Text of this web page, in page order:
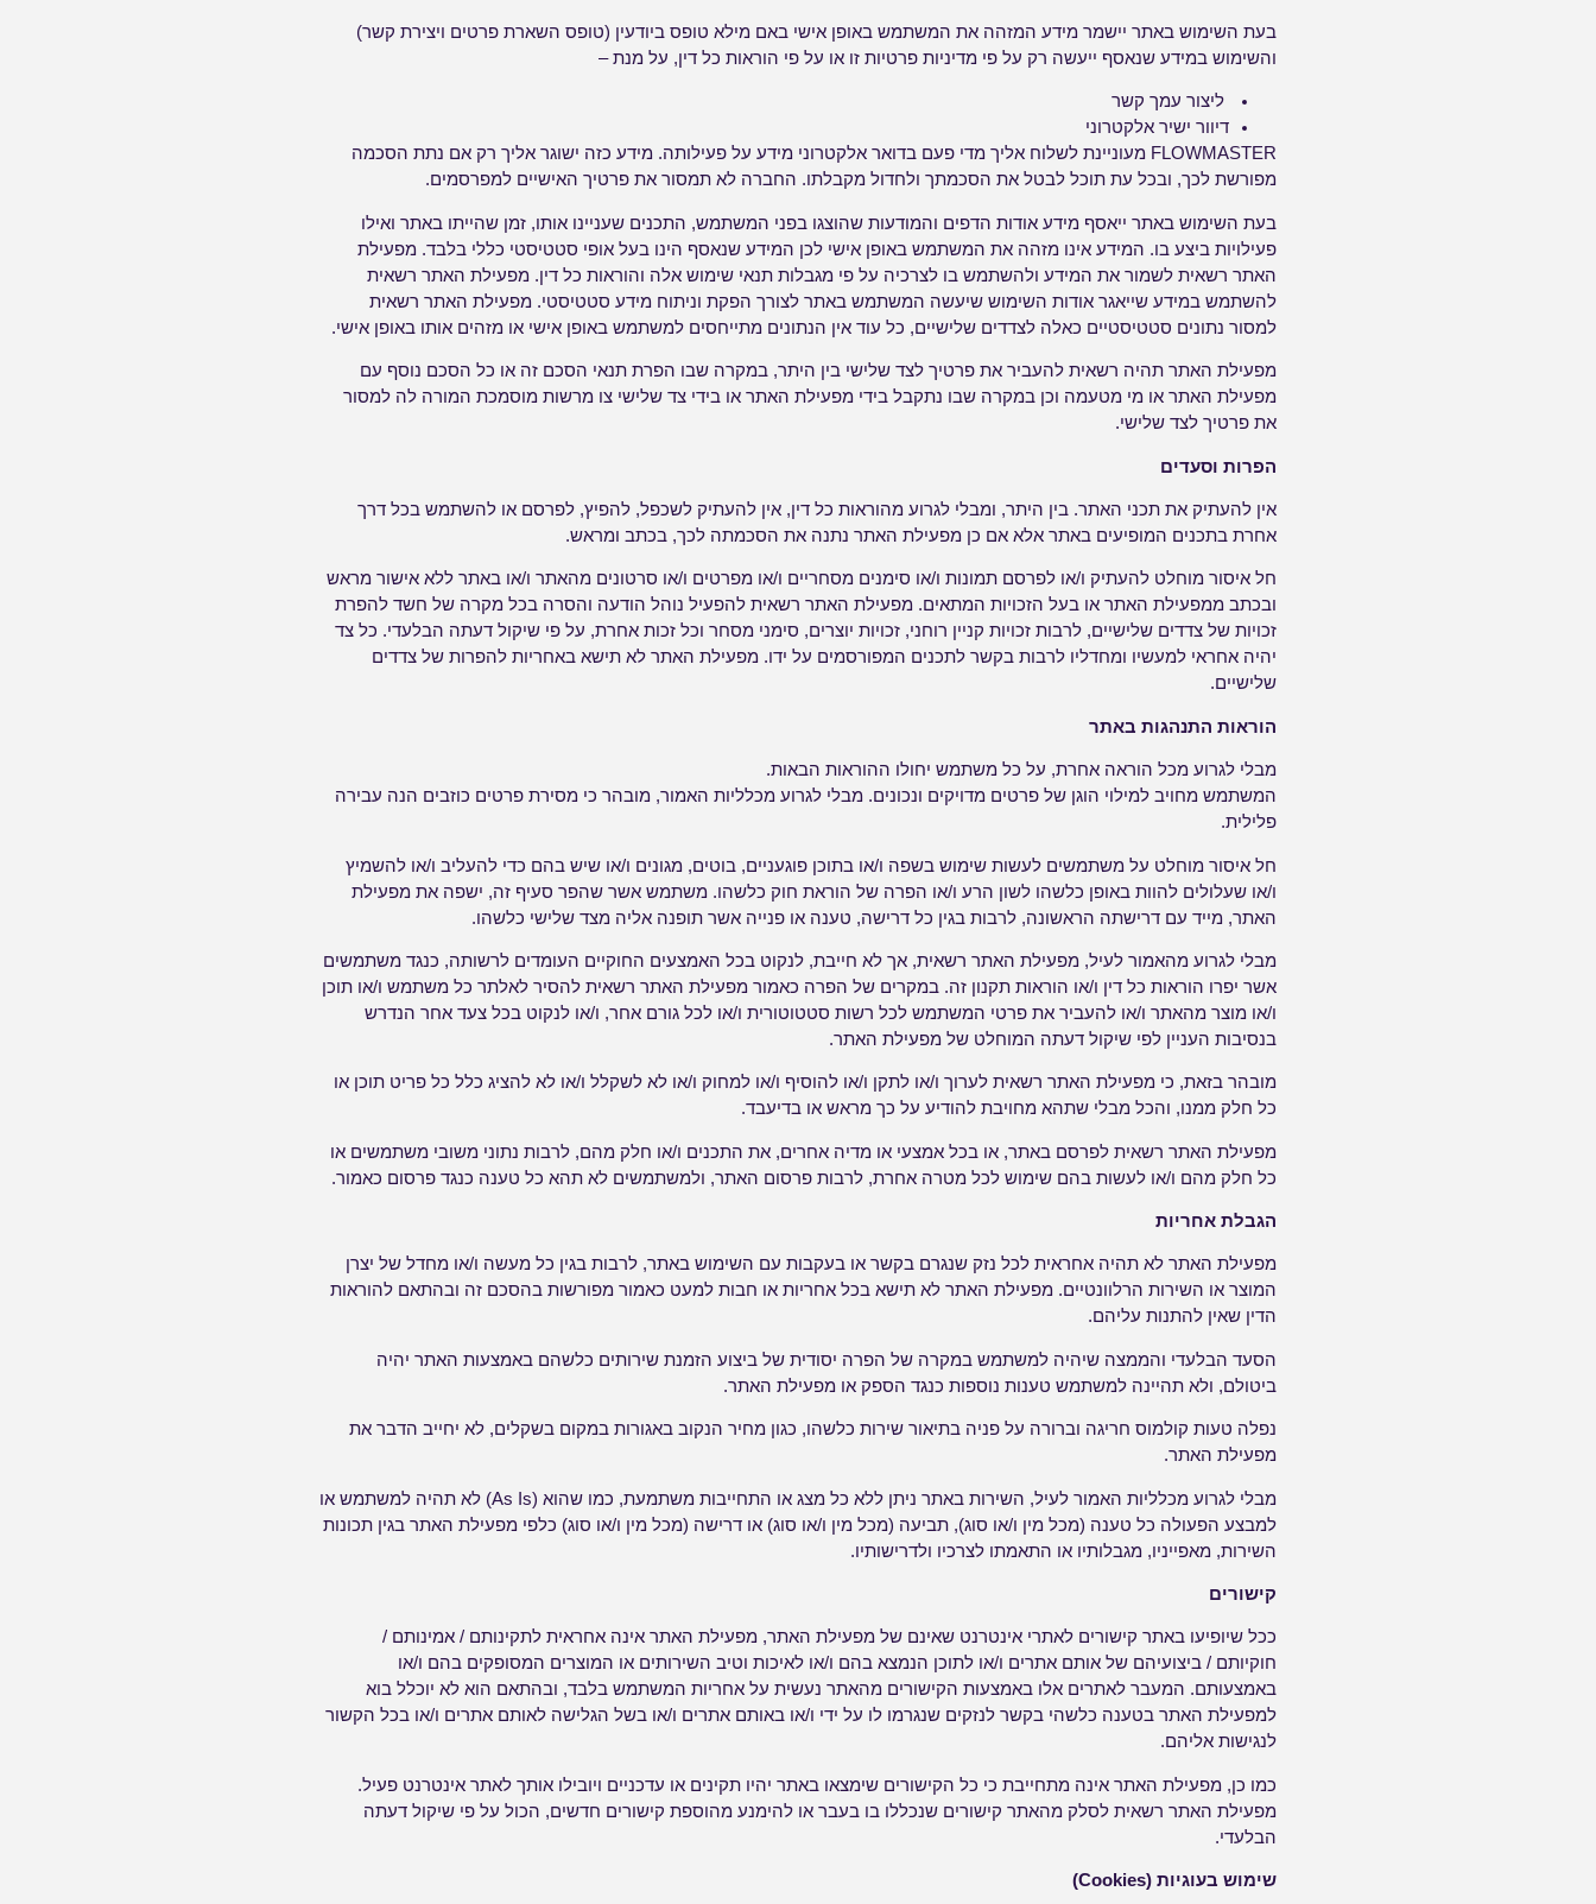
בעת השימוש באתר יישמר מידע המזהה את המשתמש באופן אישי באם מילא טופס ביודעין (טופס השארת פרטים ויצירת קשר)
והשימוש במידע שנאסף ייעשה רק על פי מדיניות פרטיות זו או על פי הוראות כל דין, על מנת –
ליצור עמך קשר
דיוור ישיר אלקטרוני
FLOWMASTER מעוניינת לשלוח אליך מדי פעם בדואר אלקטרוני מידע על פעילותה. מידע כזה ישוגר אליך רק אם נתת הסכמה
מפורשת לכך, ובכל עת תוכל לבטל את הסכמתך ולחדול מקבלתו. החברה לא תמסור את פרטיך האישיים למפרסמים.
בעת השימוש באתר ייאסף מידע אודות הדפים והמודעות שהוצגו בפני המשתמש, התכנים שעניינו אותו, זמן שהייתו באתר ואילו
פעילויות ביצע בו. המידע אינו מזהה את המשתמש באופן אישי לכן המידע שנאסף הינו בעל אופי סטטיסטי כללי בלבד. מפעילת
האתר רשאית לשמור את המידע ולהשתמש בו לצרכיה על פי מגבלות תנאי שימוש אלה והוראות כל דין. מפעילת האתר רשאית
להשתמש במידע שייאגר אודות השימוש שיעשה המשתמש באתר לצורך הפקת וניתוח מידע סטטיסטי. מפעילת האתר רשאית
למסור נתונים סטטיסטיים כאלה לצדדים שלישיים, כל עוד אין הנתונים מתייחסים למשתמש באופן אישי או מזהים אותו באופן אישי.
מפעילת האתר תהיה רשאית להעביר את פרטיך לצד שלישי בין היתר, במקרה שבו הפרת תנאי הסכם זה או כל הסכם נוסף עם
מפעילת האתר או מי מטעמה וכן במקרה שבו נתקבל בידי מפעילת האתר או בידי צד שלישי צו מרשות מוסמכת המורה לה למסור
את פרטיך לצד שלישי.
הפרות וסעדים
אין להעתיק את תכני האתר. בין היתר, ומבלי לגרוע מהוראות כל דין, אין להעתיק לשכפל, להפיץ, לפרסם או להשתמש בכל דרך
אחרת בתכנים המופיעים באתר אלא אם כן מפעילת האתר נתנה את הסכמתה לכך, בכתב ומראש.
חל איסור מוחלט להעתיק ו/או לפרסם תמונות ו/או סימנים מסחריים ו/או מפרטים ו/או סרטונים מהאתר ו/או באתר ללא אישור מראש
ובכתב ממפעילת האתר או בעל הזכויות המתאים. מפעילת האתר רשאית להפעיל נוהל הודעה והסרה בכל מקרה של חשד להפרת
זכויות של צדדים שלישיים, לרבות זכויות קניין רוחני, זכויות יוצרים, סימני מסחר וכל זכות אחרת, על פי שיקול דעתה הבלעדי. כל צד
יהיה אחראי למעשיו ומחדליו לרבות בקשר לתכנים המפורסמים על ידו. מפעילת האתר לא תישא באחריות להפרות של צדדים
שלישיים.
הוראות התנהגות באתר
מבלי לגרוע מכל הוראה אחרת, על כל משתמש יחולו ההוראות הבאות.
המשתמש מחויב למילוי הוגן של פרטים מדויקים ונכונים. מבלי לגרוע מכלליות האמור, מובהר כי מסירת פרטים כוזבים הנה עבירה
פלילית.
חל איסור מוחלט על משתמשים לעשות שימוש בשפה ו/או בתוכן פוגעניים, בוטים, מגונים ו/או שיש בהם כדי להעליב ו/או להשמיץ
ו/או שעלולים להוות באופן כלשהו לשון הרע ו/או הפרה של הוראת חוק כלשהו. משתמש אשר שהפר סעיף זה, ישפה את מפעילת
האתר, מייד עם דרישתה הראשונה, לרבות בגין כל דרישה, טענה או פנייה אשר תופנה אליה מצד שלישי כלשהו.
מבלי לגרוע מהאמור לעיל, מפעילת האתר רשאית, אך לא חייבת, לנקוט בכל האמצעים החוקיים העומדים לרשותה, כנגד משתמשים
אשר יפרו הוראות כל דין ו/או הוראות תקנון זה. במקרים של הפרה כאמור מפעילת האתר רשאית להסיר לאלתר כל משתמש ו/או תוכן
ו/או מוצר מהאתר ו/או להעביר את פרטי המשתמש לכל רשות סטטוטורית ו/או לכל גורם אחר, ו/או לנקוט בכל צעד אחר הנדרש
בנסיבות העניין לפי שיקול דעתה המוחלט של מפעילת האתר.
מובהר בזאת, כי מפעילת האתר רשאית לערוך ו/או לתקן ו/או להוסיף ו/או למחוק ו/או לא לשקלל ו/או לא להציג כלל כל פריט תוכן או
כל חלק ממנו, והכל מבלי שתהא מחויבת להודיע על כך מראש או בדיעבד.
מפעילת האתר רשאית לפרסם באתר, או בכל אמצעי או מדיה אחרים, את התכנים ו/או חלק מהם, לרבות נתוני משובי משתמשים או
כל חלק מהם ו/או לעשות בהם שימוש לכל מטרה אחרת, לרבות פרסום האתר, ולמשתמשים לא תהא כל טענה כנגד פרסום כאמור.
הגבלת אחריות
מפעילת האתר לא תהיה אחראית לכל נזק שנגרם בקשר או בעקבות עם השימוש באתר, לרבות בגין כל מעשה ו/או מחדל של יצרן
המוצר או השירות הרלוונטיים. מפעילת האתר לא תישא בכל אחריות או חבות למעט כאמור מפורשות בהסכם זה ובהתאם להוראות
הדין שאין להתנות עליהם.
הסעד הבלעדי והממצה שיהיה למשתמש במקרה של הפרה יסודית של ביצוע הזמנת שירותים כלשהם באמצעות האתר יהיה
ביטולם, ולא תהיינה למשתמש טענות נוספות כנגד הספק או מפעילת האתר.
נפלה טעות קולמוס חריגה וברורה על פניה בתיאור שירות כלשהו, כגון מחיר הנקוב באגורות במקום בשקלים, לא יחייב הדבר את
מפעילת האתר.
מבלי לגרוע מכלליות האמור לעיל, השירות באתר ניתן ללא כל מצג או התחייבות משתמעת, כמו שהוא (As Is) לא תהיה למשתמש או
למבצע הפעולה כל טענה (מכל מין ו/או סוג), תביעה (מכל מין ו/או סוג) או דרישה (מכל מין ו/או סוג) כלפי מפעילת האתר בגין תכונות
השירות, מאפייניו, מגבלותיו או התאמתו לצרכיו ולדרישותיו.
קישורים
ככל שיופיעו באתר קישורים לאתרי אינטרנט שאינם של מפעילת האתר, מפעילת האתר אינה אחראית לתקינותם / אמינותם /
חוקיותם / ביצועיהם של אותם אתרים ו/או לתוכן הנמצא בהם ו/או לאיכות וטיב השירותים או המוצרים המסופקים בהם ו/או
באמצעותם. המעבר לאתרים אלו באמצעות הקישורים מהאתר נעשית על אחריות המשתמש בלבד, ובהתאם הוא לא יוכלל בוא
למפעילת האתר בטענה כלשהי בקשר לנזקים שנגרמו לו על ידי ו/או באותם אתרים ו/או בשל הגלישה לאותם אתרים ו/או בכל הקשור
לנגישות אליהם.
כמו כן, מפעילת האתר אינה מתחייבת כי כל הקישורים שימצאו באתר יהיו תקינים או עדכניים ויובילו אותך לאתר אינטרנט פעיל.
מפעילת האתר רשאית לסלק מהאתר קישורים שנכללו בו בעבר או להימנע מהוספת קישורים חדשים, הכול על פי שיקול דעתה
הבלעדי.
שימוש בעוגיות (Cookies)